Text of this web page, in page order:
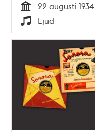
Tid
22 augusti 1934
Typ
Ljud